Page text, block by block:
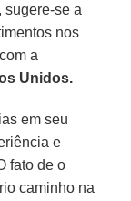
, sugere-se a
nos
com a
Unidos.
em seu
e
fato de o
caminho na